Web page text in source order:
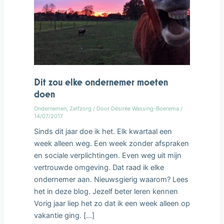
Dit zou elke ondernemer moeten
doen
Ondernemen, Zelfzorg / Door Désirée Wassing-Boerema /
14/07/2017
Sinds dit jaar doe ik het. Elk kwartaal een
week alleen weg. Een week zonder afspraken
en sociale verplichtingen. Even weg uit mijn
vertrouwde omgeving. Dat raad ik elke
ondernemer aan. Nieuwsgierig waarom? Lees
het in deze blog. Jezelf beter leren kennen
Vorig jaar liep het zo dat ik een week alleen op
vakantie ging. […]